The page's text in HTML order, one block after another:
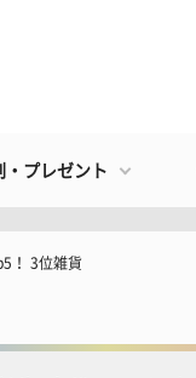
・プレゼント
！ 3位雑貨